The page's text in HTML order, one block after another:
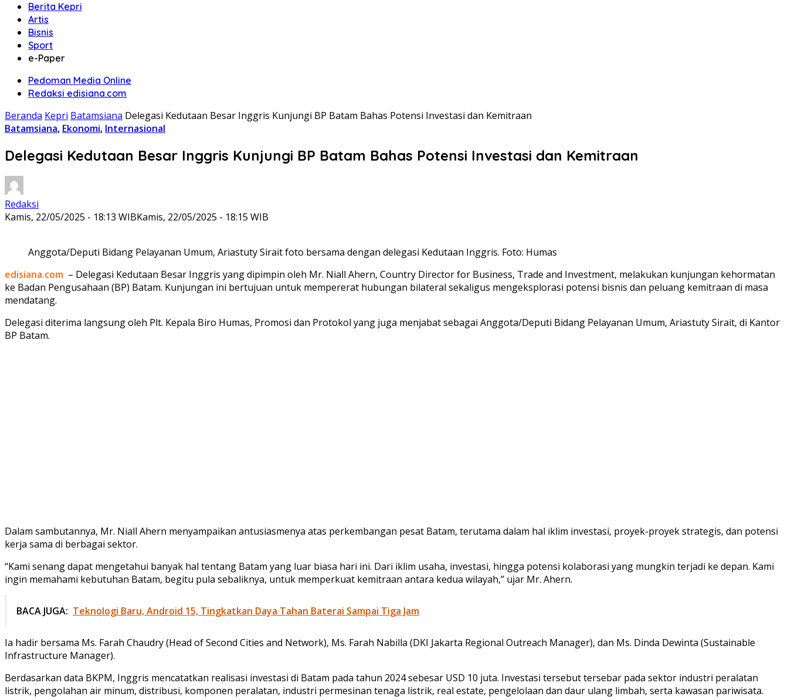
Berita Kepri
Artis
Bisnis
Sport
e-Paper
Pedoman Media Online
Redaksi edisiana.com
Beranda Kepri Batamsiana Delegasi Kedutaan Besar Inggris Kunjungi BP Batam Bahas Potensi Investasi dan Kemitraan
Batamsiana, Ekonomi, Internasional
Delegasi Kedutaan Besar Inggris Kunjungi BP Batam Bahas Potensi Investasi dan Kemitraan
Redaksi
Kamis, 22/05/2025 - 18:13 WIBKamis, 22/05/2025 - 18:15 WIB
Anggota/Deputi Bidang Pelayanan Umum, Ariastuty Sirait foto bersama dengan delegasi Kedutaan Inggris. Foto: Humas
edisiana.com – Delegasi Kedutaan Besar Inggris yang dipimpin oleh Mr. Niall Ahern, Country Director for Business, Trade and Investment, melakukan kunjungan kehormatan
ke Badan Pengusahaan (BP) Batam. Kunjungan ini bertujuan untuk mempererat hubungan bilateral sekaligus mengeksplorasi potensi bisnis dan peluang kemitraan di masa
mendatang.
Delegasi diterima langsung oleh Plt. Kepala Biro Humas, Promosi dan Protokol yang juga menjabat sebagai Anggota/Deputi Bidang Pelayanan Umum, Ariastuty Sirait, di Kantor
BP Batam.
Dalam sambutannya, Mr. Niall Ahern menyampaikan antusiasmenya atas perkembangan pesat Batam, terutama dalam hal iklim investasi, proyek-proyek strategis, dan potensi
kerja sama di berbagai sektor.
“Kami senang dapat mengetahui banyak hal tentang Batam yang luar biasa hari ini. Dari iklim usaha, investasi, hingga potensi kolaborasi yang mungkin terjadi ke depan. Kami
ingin memahami kebutuhan Batam, begitu pula sebaliknya, untuk memperkuat kemitraan antara kedua wilayah,” ujar Mr. Ahern.
BACA JUGA: Teknologi Baru, Android 15, Tingkatkan Daya Tahan Baterai Sampai Tiga Jam
Ia hadir bersama Ms. Farah Chaudry (Head of Second Cities and Network), Ms. Farah Nabilla (DKI Jakarta Regional Outreach Manager), dan Ms. Dinda Dewinta (Sustainable
Infrastructure Manager).
Berdasarkan data BKPM, Inggris mencatatkan realisasi investasi di Batam pada tahun 2024 sebesar USD 10 juta. Investasi tersebut tersebar pada sektor industri peralatan
listrik, pengolahan air minum, distribusi, komponen peralatan, industri permesinan tenaga listrik, real estate, pengelolaan dan daur ulang limbah, serta kawasan pariwisata.